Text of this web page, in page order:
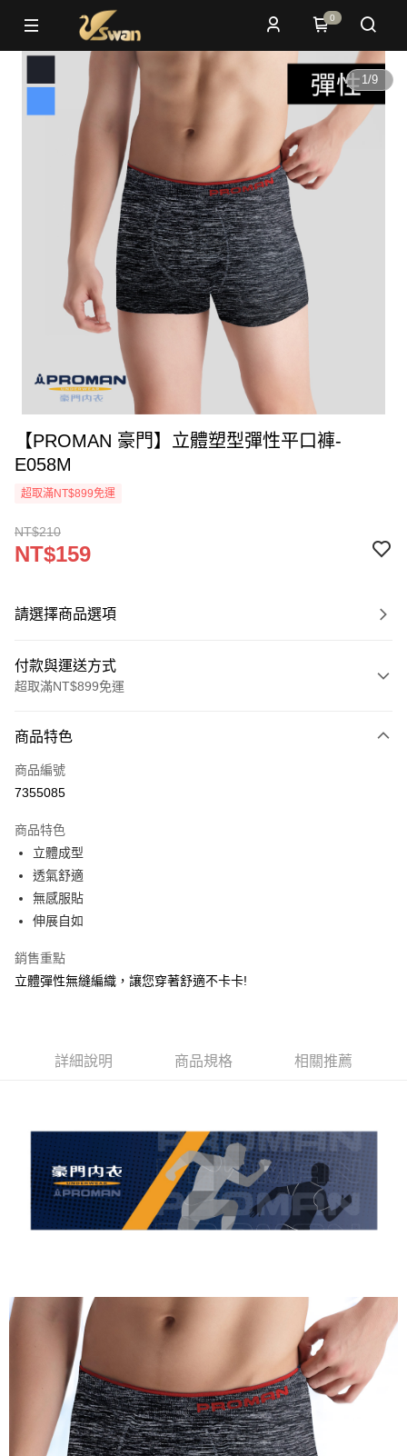
0
1/9
【PROMAN 豪門】立體塑型彈性平口褲-
E058M
超取滿NT$899免運
NT$210
NT$159
請選擇商品選項
付款與運送方式
超取滿NT$899免運
信用卡一次付款
超商取貨付款
街口支付
悠遊付
AFTEE先享後付
【關於「AFTEE先享後付」】
AFTEE先享後付是「在收到商品之後才付款」的支付方式。 讓您購物簡單
便利好安心！
３．收到繳費通知簡訊後14天內，點擊此簡訊中的連結，可透過四大超商／
ATM／網路銀行／等多元方式進行付款，方視為交易完成。
※ 請注意：結帳手續完成當下不需立刻繳費，但若您需要取消訂單，請聯絡
購買商品的店家。未經商家同意取消之訂單仍視為有效，需透過AFTEE先享
後付繳納相關費用。
※ 交易是否成功請以「AFTEE先享後付 」之結帳頁面顯示為準，若有關於
１．透過由恩沛科技股份有限公司提供之「AFTEE先享後付」服務完成之交
易，需依本服務之必要範圍內提供個人資料，並將交易相關給付款項請求債
權轉讓予恩沛科技股份有限公司。
２．關於個人資料處理事宜，請瀏覽以下網址：
https://aftee.tw/terms/#terms3
３．未成年的使用者請事先徵得法定代理人或監護人之同意方可使用
「AFTEE先享後付」，若未經同意申辦者引起之損失，本公司不負相關責
４．使用「AFTEE先享後付」時，將依據個別帳號之用戶狀況，依本公司即
時審查核予不同之上限額度；若仍有額度不足之情形，本公司將視審查結果
ATM付款
每筆NT$80，滿NT$899(含以上)免運費
每筆NT$80，滿NT$899(含以上)免運費
7-11取貨付款
每筆NT$80，滿NT$899(含以上)免運費
付款後7-11取貨
每筆NT$100，滿NT$899(含以上)免運費
商品特色
商品編號
7355085
商品特色
立體成型
透氣舒適
無感服貼
伸展自如
銷售重點
立體彈性無縫編織，讓您穿著舒適不卡卡!
詳細說明 商品規格 相關推薦